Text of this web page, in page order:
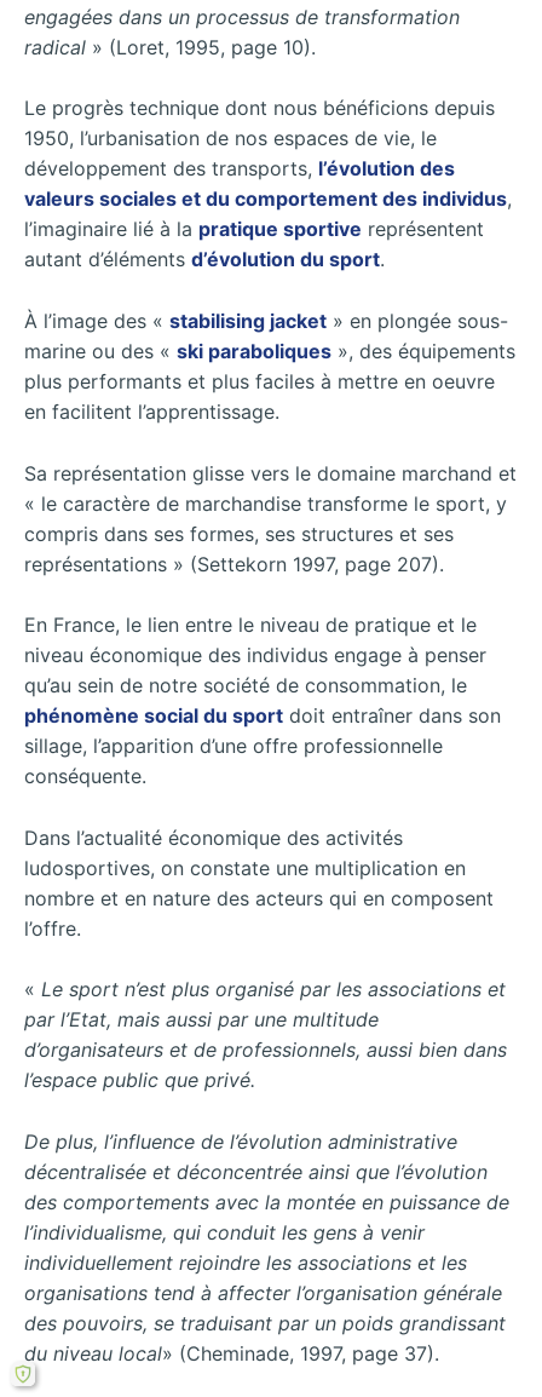
engagées dans un processus de transformation
radical » (Loret, 1995, page 10).
Le progrès technique dont nous bénéficions depuis
1950, l’urbanisation de nos espaces de vie, le
développement des transports, l’évolution des
valeurs sociales et du comportement des individus,
l’imaginaire lié à la pratique sportive représentent
autant d’éléments d’évolution du sport.
À l’image des « stabilising jacket » en plongée sous-
marine ou des « ski paraboliques », des équipements
plus performants et plus faciles à mettre en oeuvre
en facilitent l’apprentissage.
Sa représentation glisse vers le domaine marchand et
« le caractère de marchandise transforme le sport, y
compris dans ses formes, ses structures et ses
représentations » (Settekorn 1997, page 207).
En France, le lien entre le niveau de pratique et le
niveau économique des individus engage à penser
qu’au sein de notre société de consommation, le
phénomène social du sport doit entraîner dans son
sillage, l’apparition d’une offre professionnelle
conséquente.
Dans l’actualité économique des activités
ludosportives, on constate une multiplication en
nombre et en nature des acteurs qui en composent
l’offre.
« Le sport n’est plus organisé par les associations et
par l’Etat, mais aussi par une multitude
d’organisateurs et de professionnels, aussi bien dans
l’espace public que privé.
De plus, l’influence de l’évolution administrative
décentralisée et déconcentrée ainsi que l’évolution
des comportements avec la montée en puissance de
l’individualisme, qui conduit les gens à venir
individuellement rejoindre les associations et les
organisations tend à affecter l’organisation générale
des pouvoirs, se traduisant par un poids grandissant
du niveau local» (Cheminade, 1997, page 37).